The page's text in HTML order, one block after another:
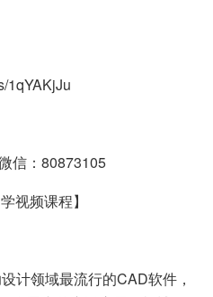
1qYAKjJu
信：80873105
视频课程】
计领域最流行的CAD软件，